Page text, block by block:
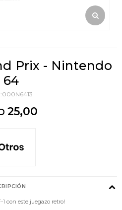
Prix - Nintendo
64
000N6413
25,00
1 con este juegazo retro!